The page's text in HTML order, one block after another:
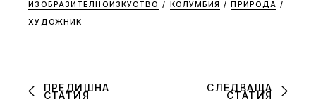
ИЗОБРАЗИТЕЛНОИЗКУСТВО / КОЛУМБИЯ / ПРИРОДА /
ХУДОЖНИК
ПРЕДИШНА
СТАТИЯ
СЛЕДВАЩА
СТАТИЯ